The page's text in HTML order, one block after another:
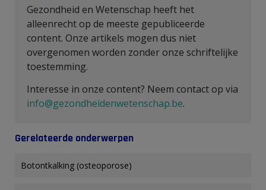
Gezondheid en Wetenschap heeft het
alleenrecht op de meeste gepubliceerde
content. Onze artikels mogen dus niet
overgenomen worden zonder onze schriftelijke
toestemming.
Interesse in onze content? Neem contact op via
info@gezondheidenwetenschap.be.
Gerelateerde onderwerpen
Botontkalking (osteoporose)